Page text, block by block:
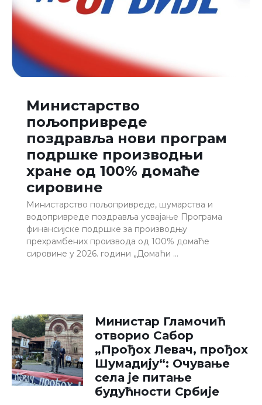
Министарство
пољопривреде
поздравља нови програм
подршке производњи
хране од 100% домаће
сировине
Министарство пољопривреде, шумарства и
водопривреде поздравља усвајање Програма
финансијске подршке за производњу
прехрамбених производа од 100% домаће
сировине у 2026. години „Домаћи …
Министар Гламочић
отворио Сабор
„Прођох Левач, прођох
Шумадију“: Очување
села је питање
будућности Србије